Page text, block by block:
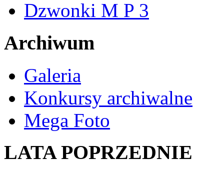
Dzwonki M P 3
Archiwum
Galeria
Konkursy archiwalne
Mega Foto
LATA POPRZEDNIE